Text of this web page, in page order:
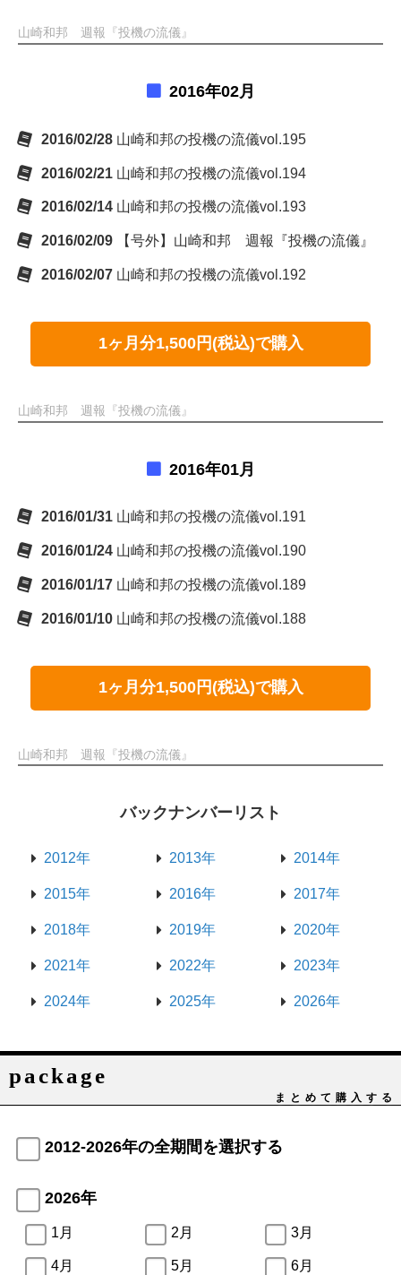
山崎和邦 週報『投機の流儀』
2016年02月
2016/02/28 山崎和邦の投機の流儀vol.195
2016/02/21 山崎和邦の投機の流儀vol.194
2016/02/14 山崎和邦の投機の流儀vol.193
2016/02/09 【号外】山崎和邦 週報『投機の流儀』
2016/02/07 山崎和邦の投機の流儀vol.192
1ヶ月分1,500円(税込)で購入
山崎和邦 週報『投機の流儀』
2016年01月
2016/01/31 山崎和邦の投機の流儀vol.191
2016/01/24 山崎和邦の投機の流儀vol.190
2016/01/17 山崎和邦の投機の流儀vol.189
2016/01/10 山崎和邦の投機の流儀vol.188
1ヶ月分1,500円(税込)で購入
山崎和邦 週報『投機の流儀』
バックナンバーリスト
2012年 2013年 2014年
2015年 2016年 2017年
2018年 2019年 2020年
2021年 2022年 2023年
2024年 2025年 2026年
package
まとめて購入する
2012-2026年の全期間を選択する
2026年
1月 2月 3月
4月 5月 6月